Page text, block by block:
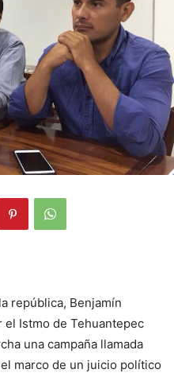
república, Benjamín
el Istmo de Tehuantepec
una campaña llamada
marco de un juicio político